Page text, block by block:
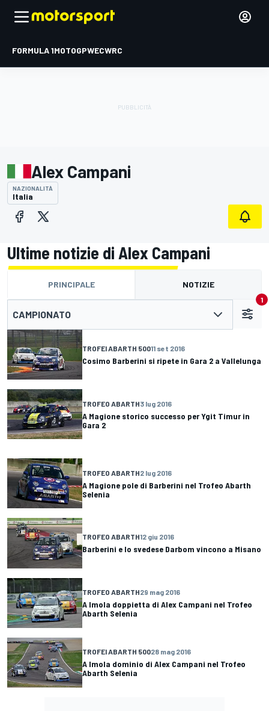
FORMULA 1MOTOGPWECWRC
Alex Campani
NAZIONALITÀ
Italia
Ultime notizie di Alex Campani
PRINCIPALE NOTIZIE
CAMPIONATO
1
TROFEI ABARTH 50011 set 2016
Cosimo Barberini si ripete in Gara 2 a Vallelunga
TROFEO ABARTH3 lug 2016
A Magione storico successo per Ygit Timur in
Gara 2
TROFEO ABARTH2 lug 2016
A Magione pole di Barberini nel Trofeo Abarth
Selenia
TROFEO ABARTH12 giu 2016
Barberini e lo svedese Darbom vincono a Misano
TROFEO ABARTH29 mag 2016
A Imola doppietta di Alex Campani nel Trofeo
Abarth Selenia
TROFEI ABARTH 50028 mag 2016
A Imola dominio di Alex Campani nel Trofeo
Abarth Selenia